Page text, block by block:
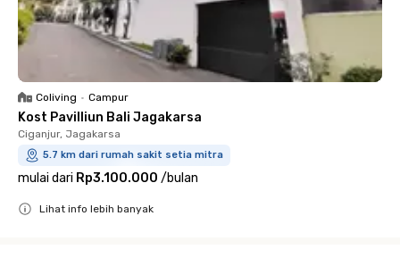
Coliving • Campur
Kost Pavilliun Bali Jagakarsa
Ciganjur, Jagakarsa
5.7 km dari rumah sakit setia mitra
mulai dari Rp3.100.000 /bulan
Lihat info lebih banyak